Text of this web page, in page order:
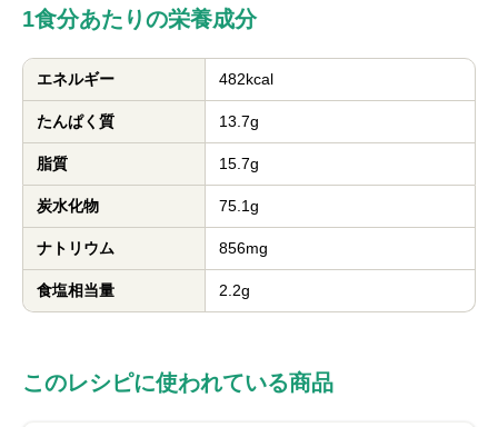
1食分あたりの栄養成分
エネルギー 482kcal
たんぱく質 13.7g
脂質 15.7g
炭水化物 75.1g
ナトリウム 856mg
食塩相当量 2.2g
このレシピに使われている商品